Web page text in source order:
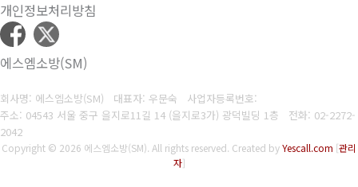
개인정보처리방침
에스엠소방(SM)
회사명: 에스엠소방(SM) 대표자: 우문숙 사업자등록번호:
주소: 04543 서울 중구 을지로11길 14 (을지로3가) 광덕빌딩 1층 전화: 02-2272-
2042
Copyright © 2026 에스엠소방(SM). All rights reserved. Created byYescall.com [관리
자]